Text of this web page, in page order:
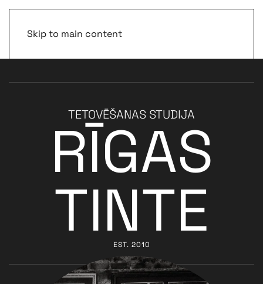
Skip to main content
TETOVĒŠANAS STUDIJA
RĪGAS
TINTE
EST. 2010